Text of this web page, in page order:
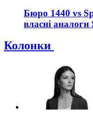
Бюро 1440 vs
власні аналоги
Колонки